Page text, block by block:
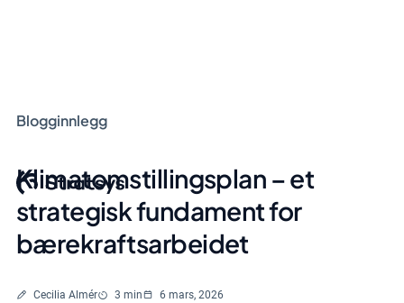
Blogginnlegg
Klimatomstillingsplan – et
strategisk fundament for
bærekraftsarbeidet
Skrevet av
Cecilia Almér Lesetid
3 min 6 mars, 2026